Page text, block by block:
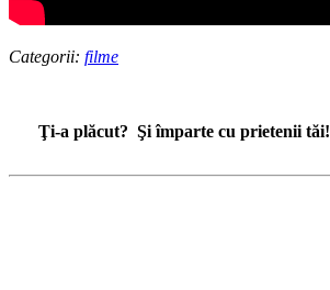
Categorii: filme
Ţi-a plăcut? Şi împarte cu prietenii tăi!